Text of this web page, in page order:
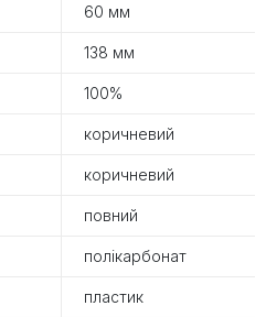
60 мм
138 мм
100%
коричневий
коричневий
повний
полікарбонат
пластик